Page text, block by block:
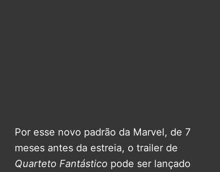
Por esse novo padrão da Marvel, de 7
meses antes da estreia, o trailer de
Quarteto Fantástico pode ser lançado